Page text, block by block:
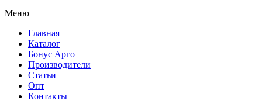
Меню
Главная
Каталог
Бонус Арго
Производители
Статьи
Опт
Контакты